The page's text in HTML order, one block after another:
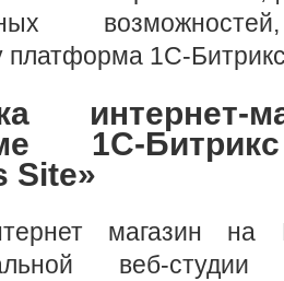
платформа 1С-
интернет-
1С-
Site»
магазин
веб-